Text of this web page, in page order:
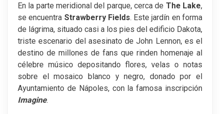
En la parte meridional del parque, cerca de The Lake,
se encuentra Strawberry Fields. Este jardín en forma
de lágrima, situado casi a los pies del edificio Dakota,
triste escenario del asesinato de John Lennon, es el
destino de millones de fans que rinden homenaje al
célebre músico depositando flores, velas o notas
sobre el mosaico blanco y negro, donado por el
Ayuntamiento de Nápoles, con la famosa inscripción
Imagine.